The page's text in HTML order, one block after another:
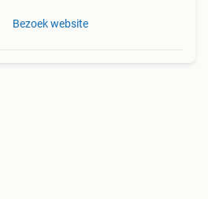
Bezoek website